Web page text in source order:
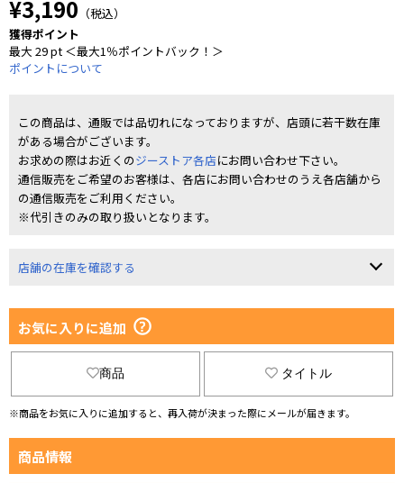
¥3,190 （税込）
獲得ポイント
最大 29 pt ＜最大1％ポイントバック！＞
ポイントについて
この商品は、通販では品切れになっておりますが、店頭に若干数在庫
がある場合がございます。
お求めの際はお近くのジーストア各店にお問い合わせ下さい。
通信販売をご希望のお客様は、各店にお問い合わせのうえ各店舗から
の通信販売をご利用ください。
※代引きのみの取り扱いとなります。
店舗の在庫を確認する
お気に入りに追加
商品 タイトル
※商品をお気に入りに追加すると、再入荷が決まった際にメールが届きます。
商品情報